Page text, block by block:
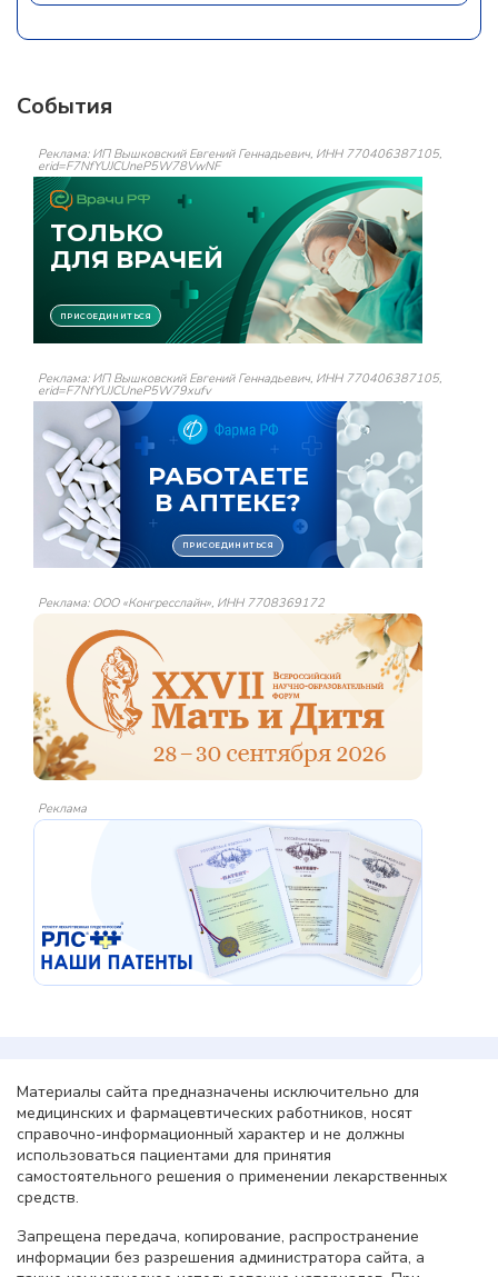
События
Реклама: ИП Вышковский Евгений Геннадьевич, ИНН 770406387105,
erid=F7NfYUJCUneP5W78VwNF
Реклама: ИП Вышковский Евгений Геннадьевич, ИНН 770406387105,
erid=F7NfYUJCUneP5W79xufv
Реклама: ООО «Конгресслайн», ИНН 7708369172
Реклама
Материалы сайта предназначены исключительно для
медицинских и фармацевтических работников, носят
справочно-информационный характер и не должны
использоваться пациентами для принятия
самостоятельного решения о применении лекарственных
средств.
Запрещена передача, копирование, распространение
информации без разрешения администратора сайта, а